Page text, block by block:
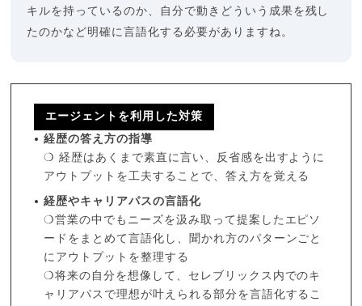
キルを持っているのか、自分で動きどういう成果を残し
たのかなど明確に言語化する必要がありますね。
エージェントを利用した対策
経歴の答え方の指導
❍ 経歴はあくまで素直に言い、反省感を出すように
アウトプットを工夫することで、答え方を覚える
経歴やキャリアパスの言語化
❍営業の中でもニーズを汲み取って提案したエピソ
ードをまとめて言語化し、聞かれ方のパターンごと
にアウトプットを整理する
❍将来の自分を想像して、セレブリックス内でのキ
ャリアパスで理想が叶えられる部分を言語化するこ